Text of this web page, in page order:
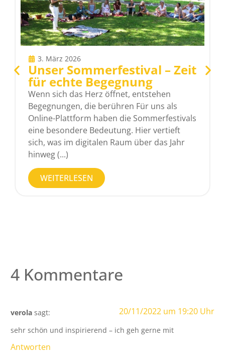
3. März 2026
Unser Sommerfestival – Zeit
für echte Begegnung
Wenn sich das Herz öffnet, entstehen
Begegnungen, die berühren Für uns als
Online-Plattform haben die Sommerfestivals
eine besondere Bedeutung. Hier vertieft
sich, was im digitalen Raum über das Jahr
hinweg (...)
WEITERLESEN
4 Kommentare
verola sagt: 20/11/2022 um 19:20 Uhr
sehr schön und inspirierend – ich geh gerne mit
Antworten